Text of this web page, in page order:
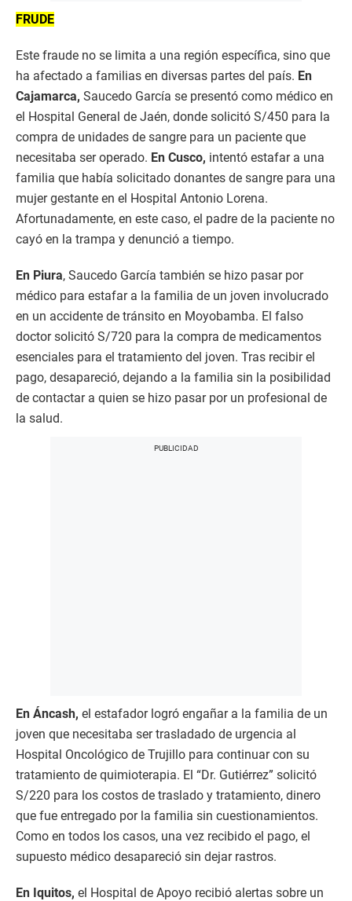
FRUDE
Este fraude no se limita a una región específica, sino que
ha afectado a familias en diversas partes del país. En
Cajamarca, Saucedo García se presentó como médico en
el Hospital General de Jaén, donde solicitó S/450 para la
compra de unidades de sangre para un paciente que
necesitaba ser operado. En Cusco, intentó estafar a una
familia que había solicitado donantes de sangre para una
mujer gestante en el Hospital Antonio Lorena.
Afortunadamente, en este caso, el padre de la paciente no
cayó en la trampa y denunció a tiempo.
En Piura, Saucedo García también se hizo pasar por
médico para estafar a la familia de un joven involucrado
en un accidente de tránsito en Moyobamba. El falso
doctor solicitó S/720 para la compra de medicamentos
esenciales para el tratamiento del joven. Tras recibir el
pago, desapareció, dejando a la familia sin la posibilidad
de contactar a quien se hizo pasar por un profesional de
la salud.
En Áncash, el estafador logró engañar a la familia de un
joven que necesitaba ser trasladado de urgencia al
Hospital Oncológico de Trujillo para continuar con su
tratamiento de quimioterapia. El “Dr. Gutiérrez” solicitó
S/220 para los costos de traslado y tratamiento, dinero
que fue entregado por la familia sin cuestionamientos.
Como en todos los casos, una vez recibido el pago, el
supuesto médico desapareció sin dejar rastros.
En Iquitos, el Hospital de Apoyo recibió alertas sobre un